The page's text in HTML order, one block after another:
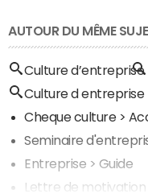
AUTOUR DU MÊME
Culture d’entreprise
Culture d entreprise
Cheque culture>
Seminaire
Entreprise > Guide
Lettre de